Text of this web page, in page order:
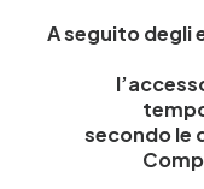
Ricerca e Sviluppo
A seguito degli
secondo le